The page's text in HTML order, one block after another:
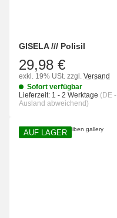
GISELA /// Polisil
29,98 €
exkl. 19% USt. zzgl. Versand
Sofort verfügbar
Lieferzeit: 1 - 2 Werktage (DE -
Ausland abweichend)
AUF LAGER